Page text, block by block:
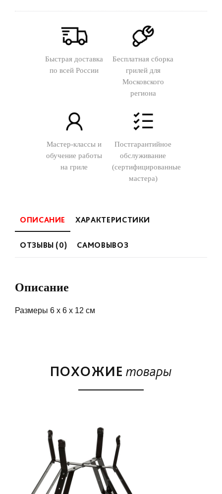
Быстрая доставка
по всей России
Бесплатная сборка
грилей для
Московского
региона
Мастер-классы и
обучение работы
на гриле
Постгарантийное
обслуживание
(сертифицированные
мастера)
ОПИСАНИЕ ХАРАКТЕРИСТИКИ
ОТЗЫВЫ (0) САМОВЫВОЗ
Описание
Размеры 6 х 6 х 12 см
ПОХОЖИЕ товары